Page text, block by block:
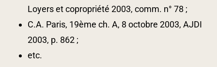
Loyers et copropriété 2003, comm. n° 78 ;
C.A. Paris, 19ème ch. A, 8 octobre 2003, AJDI
2003, p. 862 ;
etc.